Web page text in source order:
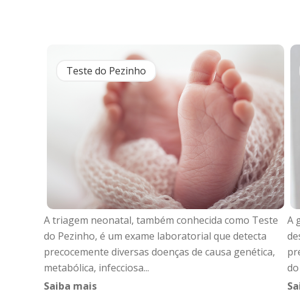
Teste do Pezinho
A triagem neonatal, também conhecida como Teste
do Pezinho, é um exame laboratorial que detecta
precocemente diversas doenças de causa genética,
metabólica, infecciosa...
Saiba mais
A